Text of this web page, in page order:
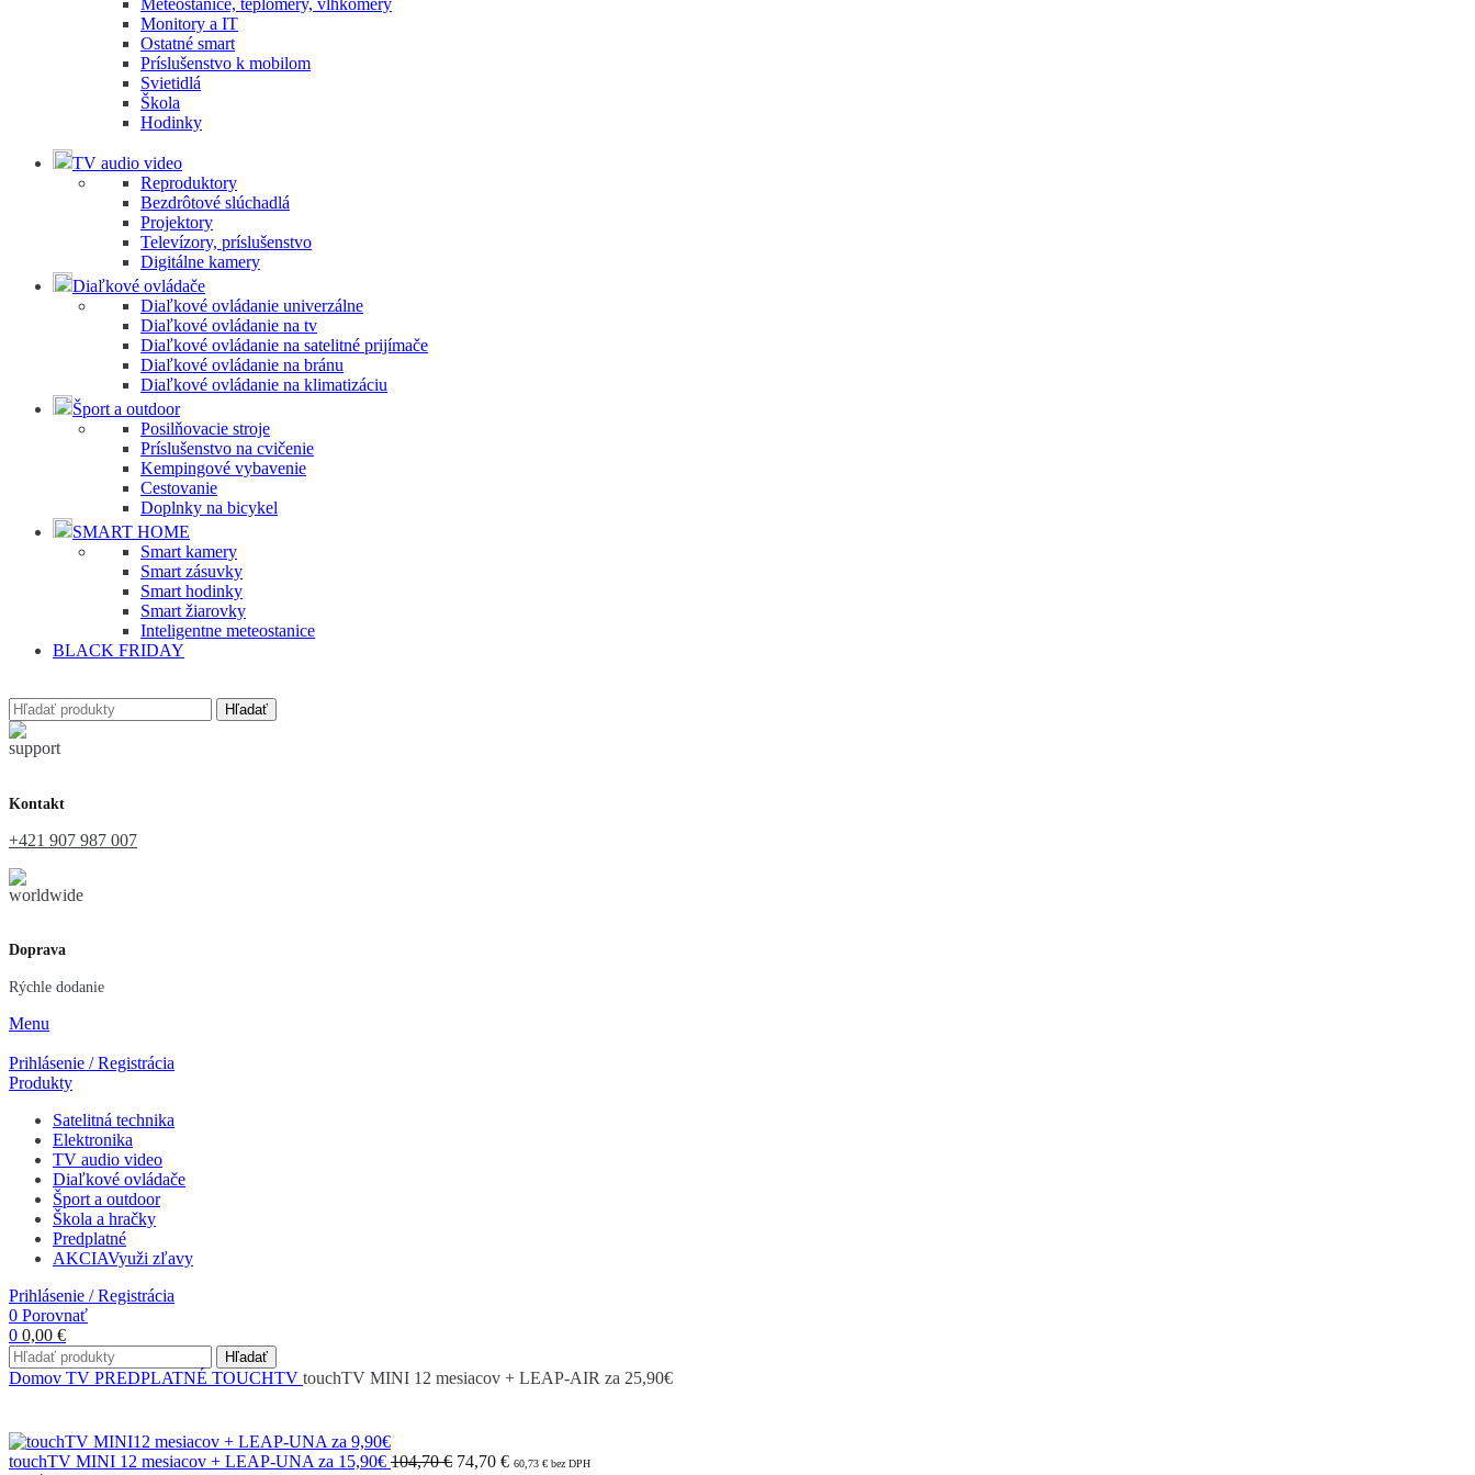
Meteostanice, teplomery, vlhkomery
Monitory a IT
Ostatné smart
Príslušenstvo k mobilom
Svietidlá
Škola
Hodinky
TV audio video
Reproduktory
Bezdrôtové slúchadlá
Projektory
Televízory, príslušenstvo
Digitálne kamery
Diaľkové ovládače
Diaľkové ovládanie univerzálne
Diaľkové ovládanie na tv
Diaľkové ovládanie na satelitné prijímače
Diaľkové ovládanie na bránu
Diaľkové ovládanie na klimatizáciu
Šport a outdoor
Posilňovacie stroje
Príslušenstvo na cvičenie
Kempingové vybavenie
Cestovanie
Doplnky na bicykel
SMART HOME
Smart kamery
Smart zásuvky
Smart hodinky
Smart žiarovky
Inteligentne meteostanice
BLACK FRIDAY
Hľadať
Kontakt
+421 907 987 007
Doprava
Rýchle dodanie
Menu
Prihlásenie / Registrácia
Produkty
Satelitná technika
Elektronika
TV audio video
Diaľkové ovládače
Šport a outdoor
Škola a hračky
Predplatné
AKCIAVyuži zľavy
Prihlásenie / Registrácia
0 Porovnať
0 0,00 €
Hľadať
Domov TV PREDPLATNÉ TOUCHTV touchTV MINI 12 mesiacov + LEAP-AIR za 25,90€
touchTV MINI 12 mesiacov + LEAP-UNA za 15,90€ 104,70 € 74,70 € 60,73 € bez DPH